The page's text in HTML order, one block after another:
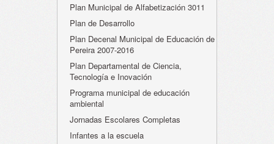
Plan Municipal de Alfabetización 3011
Plan de Desarrollo
Plan Decenal Municipal de Educación de
Pereira 2007-2016
Plan Departamental de Ciencia,
Tecnología e Inovación
Programa municipal de educación
ambiental
Jornadas Escolares Completas
Infantes a la escuela